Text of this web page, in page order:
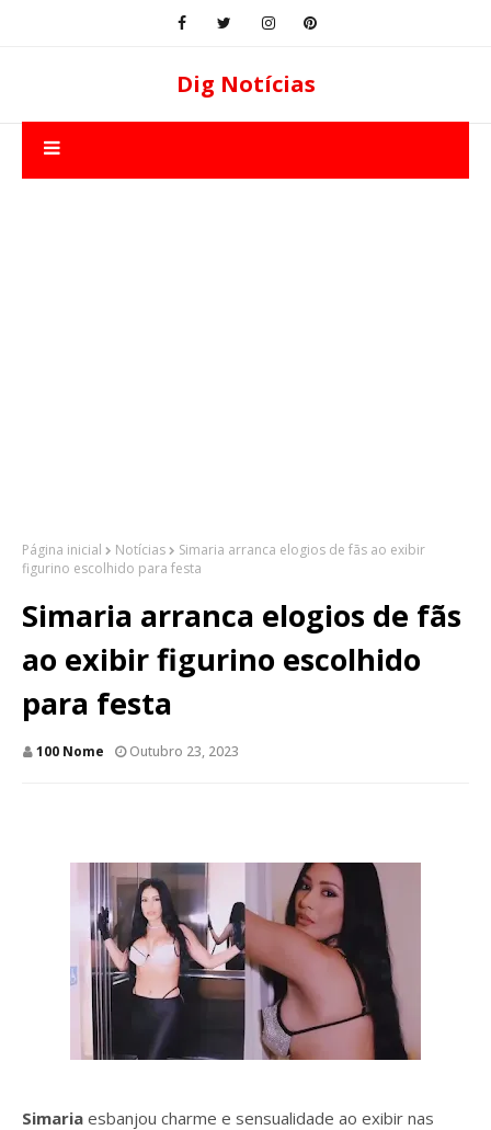
Dig Notícias
Página inicial Notícias
Simaria arranca elogios de fãs ao exibir
figurino escolhido para festa
Simaria arranca elogios de fãs
ao exibir figurino escolhido
para festa
100 Nome Outubro 23, 2023
Simaria esbanjou charme e sensualidade ao exibir nas